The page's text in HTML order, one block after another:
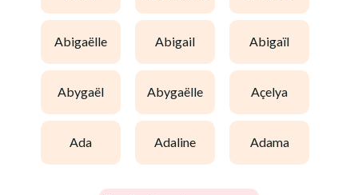
abigaëlle abigail abigaïl
abygaël abygaëlle açelya
ada adaline adama